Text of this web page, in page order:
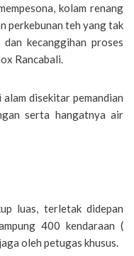
kolam renang
perkebunan teh yang tak
kecanggihan proses
Rancabali.
disekitar pemandian
serta hangatnya air
luas, terletak didepan
400 kendaraan (
oleh petugas khusus.